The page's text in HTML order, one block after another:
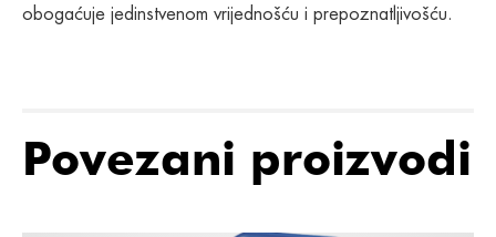
obogaćuje jedinstvenom vrijednošću i prepoznatljivošću.
Povezani proizvodi